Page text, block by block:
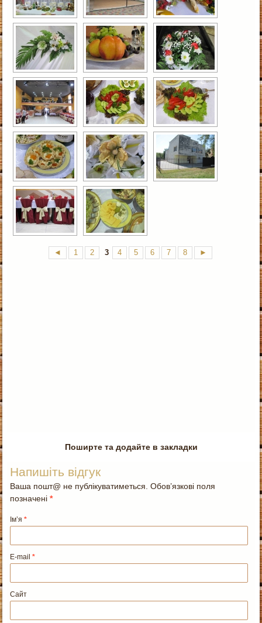
◄ 1 2 3 4 5 6 7 8 ►
Поширте та додайте в закладки
Напишіть відгук
Ваша пошт@ не публікуватиметься. Обов’язкові поля
позначені*
Ім’я*
E-mail*
Сайт